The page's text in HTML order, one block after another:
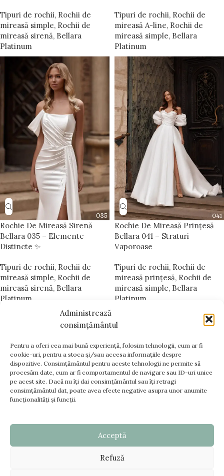
Administrează
consimțământul
Pentru a oferi cea mai bună experiență, folosim tehnologii, cum ar fi
cookie-uri, pentru a stoca și/sau accesa informațiile despre
dispozitive. Consimțământul pentru aceste tehnologii ne permite să
procesăm date, cum ar fi comportamentul de navigare sau ID-uri unice
pe acest site. Dacă nu îți dai consimțământul sau îți retragi
consimțământul dat, poate avea efecte negative asupra unor anumite
funcționalități și funcții.
Acceptă
Refuză
Tipuri de rochii, Rochii de
mireasă simple, Rochii de
mireasă sirenă, Bellara
Platinum
Tipuri de rochii, Rochii de
mireasă A-line, Rochii de
mireasă simple, Bellara
Platinum
Rochie De Mireasă Sirenă
Bellara 035 – Elemente
Distincte ✨
Tipuri de rochii, Rochii de
mireasă simple, Rochii de
mireasă sirenă, Bellara
Platinum
Rochie De Mireasă Prințesă
Bellara 041 – Straturi
Vaporoase
Tipuri de rochii, Rochii de
mireasă prințesă, Rochii de
mireasă simple, Bellara
Platinum
1 2
www.bellara.ro;
www.voalurimirese.ro;
+40 725 866 666
contact@bellara.ro
TERMENI SI CONDITII